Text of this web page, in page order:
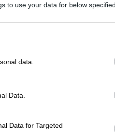
to use your data for below
data.
Data.
Data for Targeted
σε βάρος
- η
Μόνο το
των κατασκευών.
επαρχία
με το